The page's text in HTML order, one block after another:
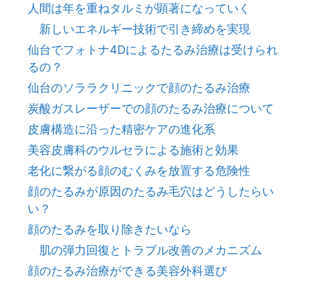
人間は年を重ねタルミが顕著になっていく
新しいエネルギー技術で引き締めを実現
仙台でフォトナ4Dによるたるみ治療は受けられ
るの？
仙台のソララクリニックで顔のたるみ治療
炭酸ガスレーザーでの顔のたるみ治療について
皮膚構造に沿った精密ケアの進化系
美容皮膚科のウルセラによる施術と効果
老化に繋がる顔のむくみを放置する危険性
顔のたるみが原因のたるみ毛穴はどうしたらい
い？
顔のたるみを取り除きたいなら
肌の弾力回復とトラブル改善のメカニズム
顔のたるみ治療ができる美容外科選び